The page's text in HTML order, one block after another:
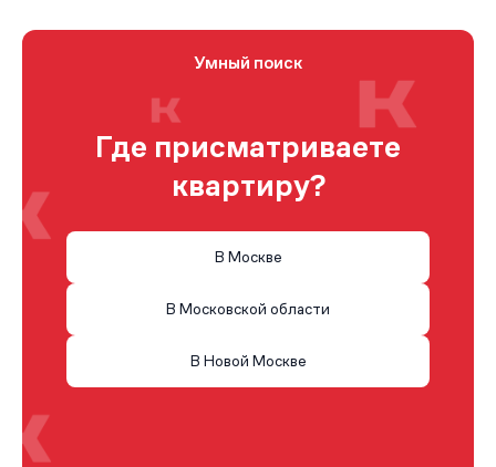
Умный поиск
Где присматриваете
квартиру?
В Москве
В Московской области
В Новой Москве